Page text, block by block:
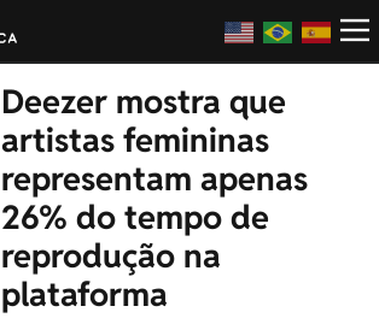
Deezer mostra que
artistas femininas
representam apenas
26% do tempo de
reprodução na
plataforma